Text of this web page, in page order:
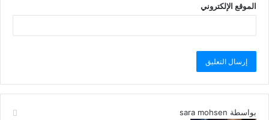
الموقع الإلكتروني
بواسطة sara mohsen